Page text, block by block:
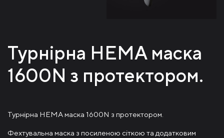
Турнірна HEMA маска
1600N з протектором.
Турнірна HEMA маска 1600N з протектором.
Фехтувальна маска з посиленою сіткою та додатковим